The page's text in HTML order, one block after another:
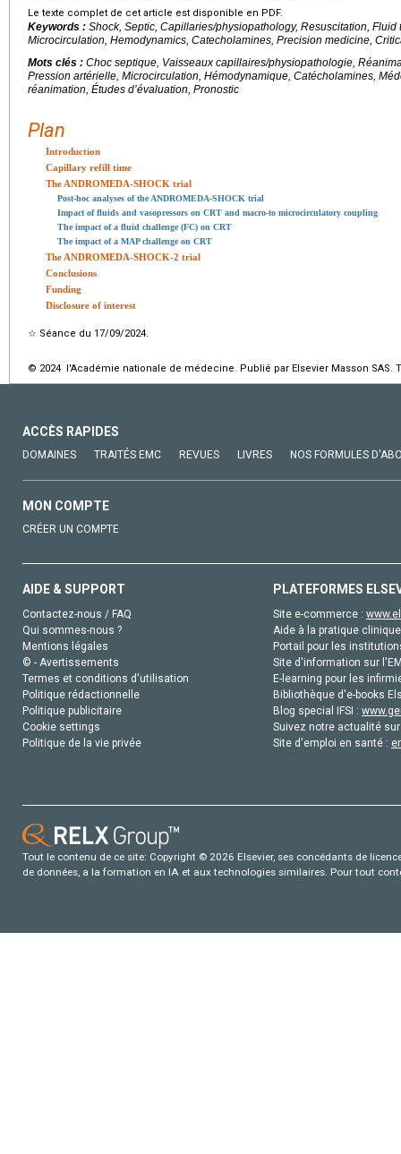
Le texte complet de cet article est disponible en PDF.
Keywords : Shock, Septic, Capillaries/physiopathology, Resuscitation, Fluid
Microcirculation, Hemodynamics, Catecholamines, Precision medicine,
Mots clés : Choc septique, Vaisseaux capillaires/physiopathologie,
Pression artérielle, Microcirculation, Hémodynamique, Catécholamines,
réanimation, Études d’évaluation, Pronostic
Plan
Introduction
Capillary refill time
The ANDROMEDA-SHOCK trial
Post-hoc analyses of the ANDROMEDA-SHOCK trial
Impact of fluids and vasopressors on CRT and macro-to microcirculatory coupling
The impact of a fluid challenge (FC) on CRT
The impact of a MAP challenge on CRT
The ANDROMEDA-SHOCK-2 trial
Conclusions
Funding
Disclosure of interest
☆ Séance du 17/09/2024.
© 2024 l'Académie nationale de médecine. Publié par Elsevier Masson SAS.
ACCÈS RAPIDES
DOMAINES TRAITÉS EMC REVUES LIVRES NOS FORMULES
MON COMPTE
CRÉER UN COMPTE
AIDE & SUPPORT
Contactez-nous / FAQ
Qui sommes-nous ?
Mentions légales
© - Avertissements
Termes et conditions d'utilisation
Politique rédactionnelle
Politique publicitaire
Cookie settings
Politique de la vie privée
PLATEFORMES
Site e-commerce :
Aide à la pratique
Portail pour les
Site d'information sur
E-learning pour les
Bibliothèque d'e-books
Blog special IFSI :
Suivez notre actualité
Site d'emploi en santé :
Tout le contenu de ce site: Copyright © 2026 Elsevier, ses concédants de
de données, a la formation en IA et aux technologies similaires. Pour tout